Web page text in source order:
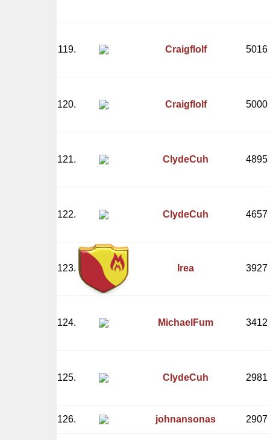
119. Craigflolf 5016
120. Craigflolf 5000
121. ClydeCuh 4895
122. ClydeCuh 4657
123. Irea 3927
124. MichaelFum 3412
125. ClydeCuh 2981
126. johnansonas 2907